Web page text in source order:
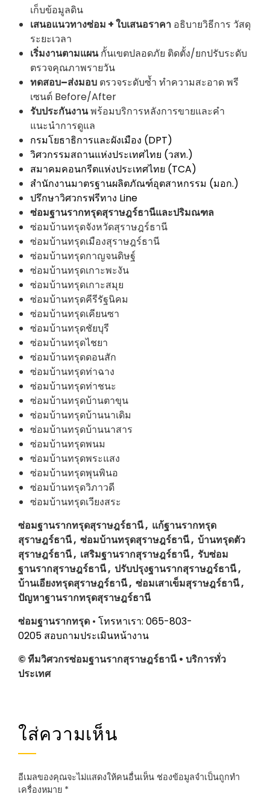
เก็บข้อมูลดิน
เสนอแนวทางซ่อม + ใบเสนอราคา อธิบายวิธีการ วัสดุ
ระยะเวลา
เริ่มงานตามแผนกั้นเขตปลอดภัย ติดตั้ง/ยกปรับระดับ
ตรวจคุณภาพรายวัน
ทดสอบ–ส่งมอบ ตรวจระดับซ้ำ ทำความสะอาด พรี
เซนต์ Before/After
รับประกันงานพร้อมบริการหลังการขายและคำ
แนะนำการดูแล
กรมโยธาธิการและผังเมือง (DPT)
วิศวกรรมสถานแห่งประเทศไทย (วสท.)
สมาคมคอนกรีตแห่งประเทศไทย (TCA)
สำนักงานมาตรฐานผลิตภัณฑ์อุตสาหกรรม (มอก.)
ปรึกษาวิศวกรฟรีทาง Line
ซ่อมฐานรากทรุดสุราษฎร์ธานีและปริมณฑล
ซ่อมบ้านทรุดจังหวัดสุราษฎร์ธานี
ซ่อมบ้านทรุดเมืองสุราษฎร์ธานี
ซ่อมบ้านทรุดกาญจนดิษฐ์
ซ่อมบ้านทรุดเกาะพะงัน
ซ่อมบ้านทรุดเกาะสมุย
ซ่อมบ้านทรุดคีรีรัฐนิคม
ซ่อมบ้านทรุดเคียนซา
ซ่อมบ้านทรุดชัยบุรี
ซ่อมบ้านทรุดไชยา
ซ่อมบ้านทรุดดอนสัก
ซ่อมบ้านทรุดท่าฉาง
ซ่อมบ้านทรุดท่าชนะ
ซ่อมบ้านทรุดบ้านตาขุน
ซ่อมบ้านทรุดบ้านนาเดิม
ซ่อมบ้านทรุดบ้านนาสาร
ซ่อมบ้านทรุดพนม
ซ่อมบ้านทรุดพระแสง
ซ่อมบ้านทรุดพุนพินอ
ซ่อมบ้านทรุดวิภาวดี
ซ่อมบ้านทรุดเวียงสระ
ซ่อมฐานรากทรุดสุราษฎร์ธานี , แก้ฐานรากทรุด
สุราษฎร์ธานี , ซ่อมบ้านทรุดสุราษฎร์ธานี , บ้านทรุดตัว
สุราษฎร์ธานี , เสริมฐานรากสุราษฎร์ธานี , รับซ่อม
ฐานรากสุราษฎร์ธานี , ปรับปรุงฐานรากสุราษฎร์ธานี ,
บ้านเอียงทรุดสุราษฎร์ธานี , ซ่อมเสาเข็มสุราษฎร์ธานี ,
ปัญหาฐานรากทรุดสุราษฎร์ธานี
ซ่อมฐานรากทรุด • โทรหาเรา: 065-803-
0205 สอบถามประเมินหน้างาน
© ทีมวิศวกรซ่อมฐานรากสุราษฎร์ธานี • บริการทั่ว
ประเทศ
ใส่ความเห็น
อีเมลของคุณจะไม่แสดงให้คนอื่นเห็น ช่องข้อมูลจำเป็นถูกทำ
เครื่องหมาย *